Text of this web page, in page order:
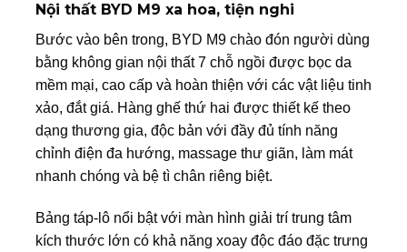
Nội thất BYD M9 xa hoa, tiện nghi
Bước vào bên trong, BYD M9 chào đón người dùng
bằng không gian nội thất 7 chỗ ngồi được bọc da
mềm mại, cao cấp và hoàn thiện với các vật liệu tinh
xảo, đắt giá. Hàng ghế thứ hai được thiết kế theo
dạng thương gia, độc bản với đầy đủ tính năng
chỉnh điện đa hướng, massage thư giãn, làm mát
nhanh chóng và bệ tì chân riêng biệt.
Bảng táp-lô nổi bật với màn hình giải trí trung tâm
kích thước lớn có khả năng xoay độc đáo đặc trưng